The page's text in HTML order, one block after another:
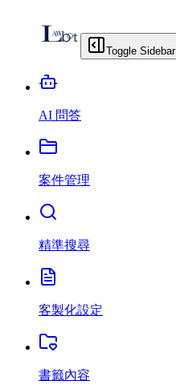
Toggle Sidebar
AI 問答
案件管理
精準搜尋
客製化設定
書籤內容